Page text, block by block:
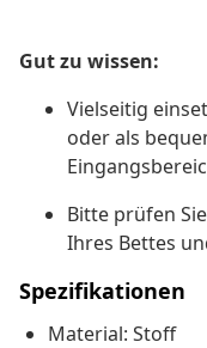
Gut zu wissen:
Vielseitig
oder als
Bitte prüfen
Ihres Bettes
Spezifikationen
Material: Stoff